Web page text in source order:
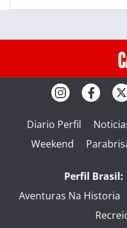
Diario Perfil
Weekend
Perfil Brasil:
Aventuras Na Historia